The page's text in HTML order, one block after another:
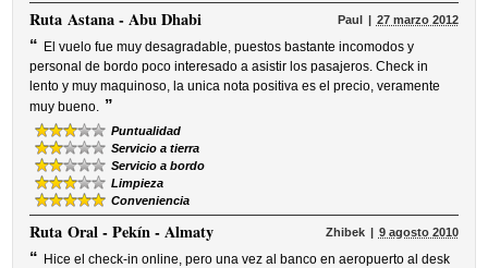
RutaAstana - Abu Dhabi Paul 27 marzo 2012
“ El vuelo fue muy desagradable, puestos bastante incomodos y
personal de bordo poco interesado a asistir los pasajeros. Check in
lento y muy maquinoso, la unica nota positiva es el precio, veramente
muy bueno. ”
Puntualidad
Servicio a tierra
Servicio a bordo
Limpieza
Conveniencia
RutaOral - Pekín - Almaty Zhibek 9 agosto 2010
“ Hice el check-in online, pero una vez al banco en aeropuerto al desk